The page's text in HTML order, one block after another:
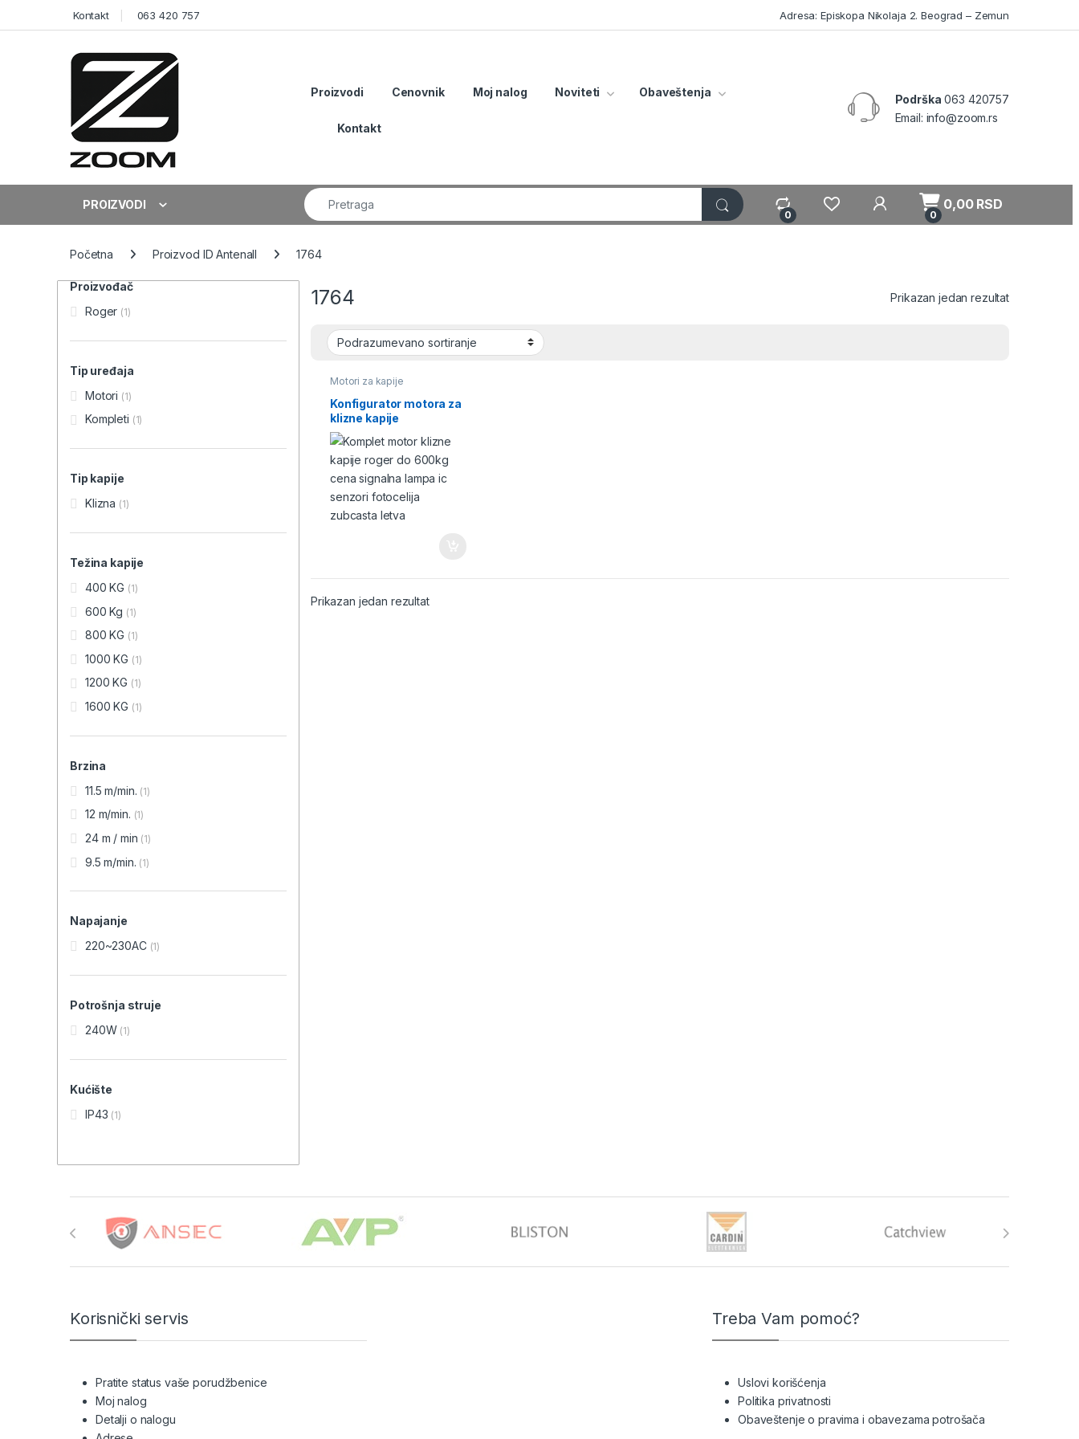
Kontakt 063 420 757 Adresa: Episkopa Nikolaja 2. Beograd – Zemun
Proizvodi Cenovnik Moj nalog Noviteti Obaveštenja
Kontakt
Podrška 063 420757
Email: info@zoom.rs
PROIZVODI
Search for:
0
My Account
0
0,00RSD
Početna Proizvod ID Antenall 1764
1764 Prikazan jedan rezultat
Motori za kapije
Konfigurator motora za
klizne kapije
Prikazan jedan rezultat
Proizvođač
Roger (1)
Tip uređaja
Motori (1)
Kompleti (1)
Tip kapije
Klizna (1)
Težina kapije
400 KG (1)
600 Kg (1)
800 KG (1)
1000 KG (1)
1200 KG (1)
1600 KG (1)
Brzina
11.5 m/min. (1)
12 m/min. (1)
24 m / min (1)
9.5 m/min. (1)
Napajanje
220~230AC (1)
Potrošnja struje
240W (1)
Kućište
IP43 (1)
Brands Carousel
Korisnički servis
Pratite status vaše porudžbenice
Moj nalog
Detalji o nalogu
Treba Vam pomoć?
Uslovi korišćenja
Politika privatnosti
Obaveštenje o pravima i obavezama potrošača